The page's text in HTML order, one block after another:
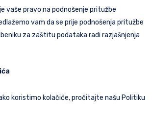
vaše pravo na podnošenje pritužbe
vam da se prije podnošenja pritužbe
za zaštitu podataka radi razjašnjenja
koristimo kolačiće, pročitajte našu Politiku